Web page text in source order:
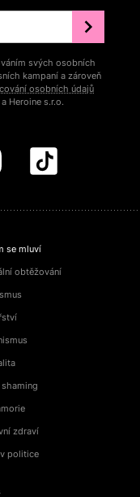
svých osobních
kampaní a zároveň
osobních údajů
Heroine s.r.o.
se mluví
obtěžování
zdraví
politice